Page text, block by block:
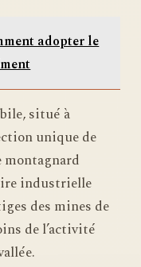
adopter le
situé à
unique de
montagnard
industrielle
des mines de
de l’activité